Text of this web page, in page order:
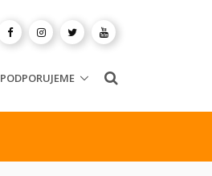
PODPORUJEME